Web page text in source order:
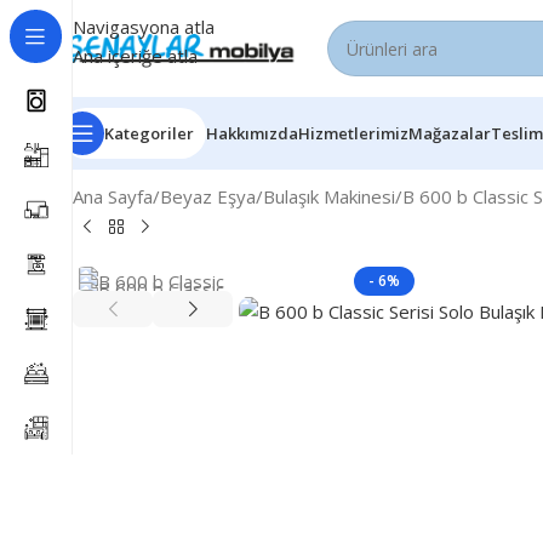
Navigasyona atla
Ana içeriğe atla
Kategoriler HakkımızdaHizmetlerimizMağazalar
Ana Sayfa Beyaz Eşya Bulaşık Makinesi B 600 b Classic
- 6%